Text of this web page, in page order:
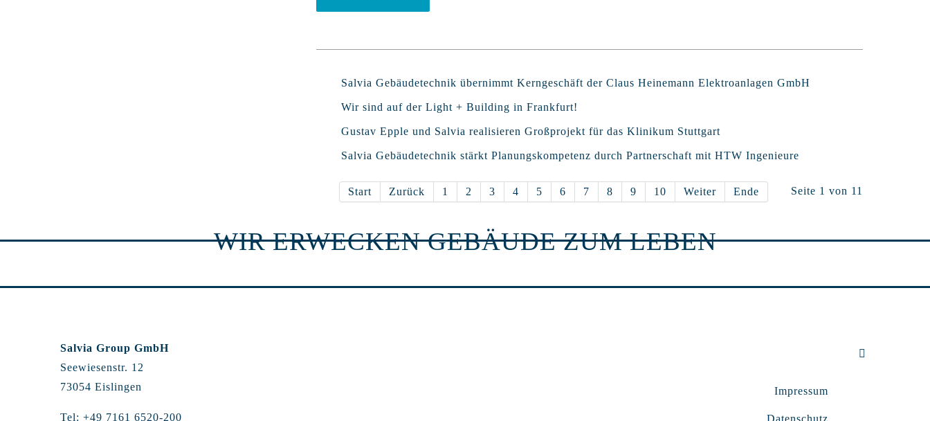
Salvia Gebäudetechnik übernimmt Kerngeschäft der Claus Heinemann Elektroanlagen GmbH
Wir sind auf der Light + Building in Frankfurt!
Gustav Epple und Salvia realisieren Großprojekt für das Klinikum Stuttgart
Salvia Gebäudetechnik stärkt Planungskompetenz durch Partnerschaft mit HTW Ingenieure
Seite 1 von 11
Start Zurück 1 2 3 4 5 6 7 8 9 10 Weiter Ende
WIR ERWECKEN GEBÄUDE ZUM LEBEN
Salvia Group GmbH
Seewiesenstr. 12
73054 Eislingen
Tel: +49 7161 6520-200
Impressum
Datenschutz